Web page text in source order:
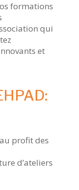
formations
qui
et
profit des
d’ateliers